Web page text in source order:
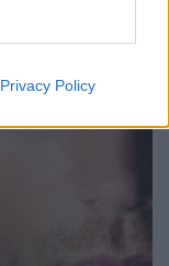
Privacy Policy